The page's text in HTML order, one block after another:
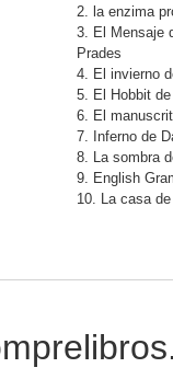
2. la enzima
3. El Mensaje
Prades
4. El invierno
5. El Hobbit
6. El
7. Inferno de
8. La sombra
9. English
10. La casa